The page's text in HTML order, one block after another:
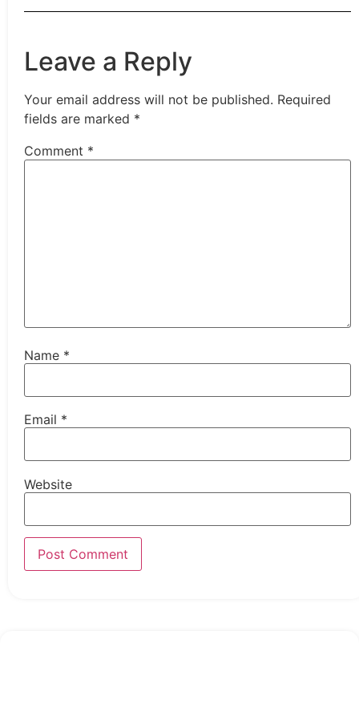
Leave a Reply
Your email address will not be published. Required
fields are marked *
Comment *
Name *
Email *
Website